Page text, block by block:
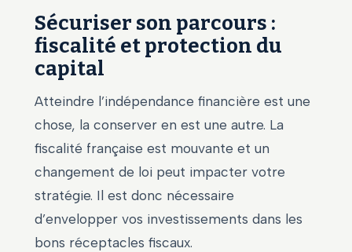
Sécuriser son parcours :
fiscalité et protection du
capital
Atteindre l’indépendance financière est une
chose, la conserver en est une autre. La
fiscalité française est mouvante et un
changement de loi peut impacter votre
stratégie. Il est donc nécessaire
d’envelopper vos investissements dans les
bons réceptacles fiscaux.